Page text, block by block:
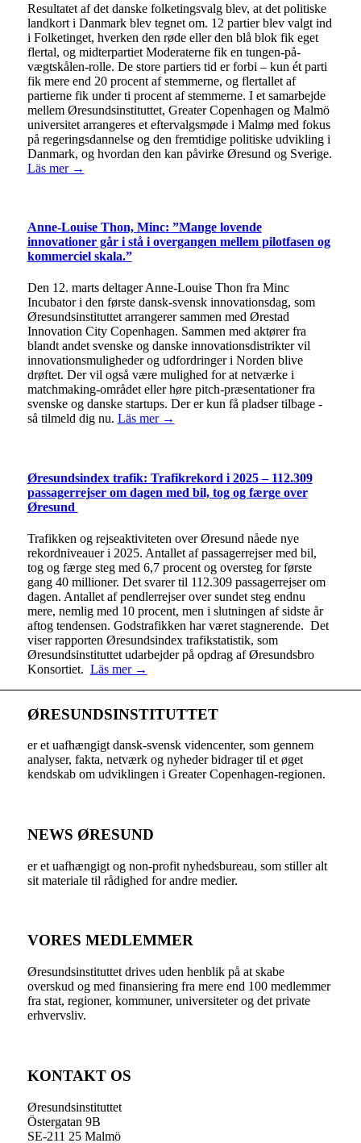
Resultatet af det danske folketingsvalg blev, at det politiske
landkort i Danmark blev tegnet om. 12 partier blev valgt ind
i Folketinget, hverken den røde eller den blå blok fik eget
flertal, og midterpartiet Moderaterne fik en tungen-på-
vægtskålen-rolle. De store partiers tid er forbi – kun ét parti
fik mere end 20 procent af stemmerne, og flertallet af
partierne fik under ti procent af stemmerne. I et samarbejde
mellem Øresundsinstituttet, Greater Copenhagen og Malmö
universitet arrangeres et eftervalgsmøde i Malmø med fokus
på regeringsdannelse og den fremtidige politiske udvikling i
Danmark, og hvordan den kan påvirke Øresund og Sverige.
Läs mer →
Anne-Louise Thon, Minc: ”Mange lovende
innovationer går i stå i overgangen mellem pilotfasen og
kommerciel skala.”
Den 12. marts deltager Anne-Louise Thon fra Minc
Incubator i den første dansk-svensk innovationsdag, som
Øresundsinstituttet arrangerer sammen med Ørestad
Innovation City Copenhagen. Sammen med aktører fra
blandt andet svenske og danske innovationsdistrikter vil
innovationsmuligheder og udfordringer i Norden blive
drøftet. Der vil også være mulighed for at netværke i
matchmaking-området eller høre pitch-præsentationer fra
svenske og danske startups. Der er kun få pladser tilbage -
så tilmeld dig nu. Läs mer →
Øresundsindex trafik: Trafikrekord i 2025 – 112.309
passagerrejser om dagen med bil, tog og færge over
Øresund
Trafikken og rejseaktiviteten over Øresund nåede nye
rekordniveauer i 2025. Antallet af passagerrejser med bil,
tog og færge steg med 6,7 procent og oversteg for første
gang 40 millioner. Det svarer til 112.309 passagerrejser om
dagen. Antallet af pendlerrejser over sundet steg endnu
mere, nemlig med 10 procent, men i slutningen af sidste år
aftog tendensen. Godstrafikken har været stagnerende. Det
viser rapporten Øresundsindex trafikstatistik, som
Øresundsinstituttet udarbejder på opdrag af Øresundsbro
Konsortiet. Läs mer →
ØRESUNDSINSTITUTTET
er et uafhængigt dansk-svensk videncenter, som gennem
analyser, fakta, netværk og nyheder bidrager til et øget
kendskab om udviklingen i Greater Copenhagen-regionen.
NEWS ØRESUND
er et uafhængigt og non-profit nyhedsbureau, som stiller alt
sit materiale til rådighed for andre medier.
VORES MEDLEMMER
Øresundsinstituttet drives uden henblik på at skabe
overskud og med finansiering fra mere end 100 medlemmer
fra stat, regioner, kommuner, universiteter og det private
erhvervsliv.
KONTAKT OS
Øresundsinstituttet
Östergatan 9B
SE-211 25 Malmö